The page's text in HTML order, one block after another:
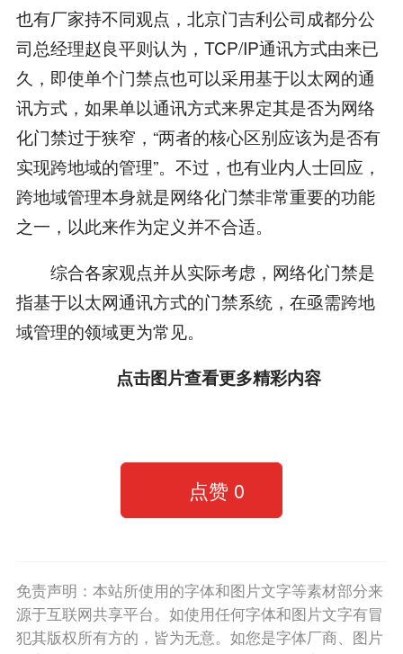
也有厂家持不同观点，北京门吉利公司成都分公
司总经理赵良平则认为，TCP/IP通讯方式由来已
久，即使单个门禁点也可以采用基于以太网的通
讯方式，如果单以通讯方式来界定其是否为网络
化门禁过于狭窄，“两者的核心区别应该为是否有
实现跨地域的管理”。不过，也有业内人士回应，
跨地域管理本身就是网络化门禁非常重要的功能
之一，以此来作为定义并不合适。
综合各家观点并从实际考虑，网络化门禁是
指基于以太网通讯方式的门禁系统，在亟需跨地
域管理的领域更为常见。
点击图片查看更多精彩内容
点赞 0
免责声明：本站所使用的字体和图片文字等素材部分来
源于互联网共享平台。如使用任何字体和图片文字有冒
犯其版权所有方的，皆为无意。如您是字体厂商、图片